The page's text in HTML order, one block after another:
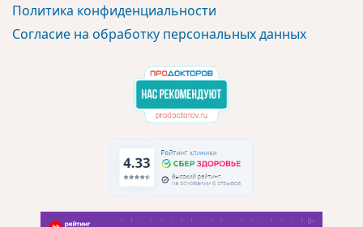
Политика конфиденциальности
Согласие на обработку персональных данных